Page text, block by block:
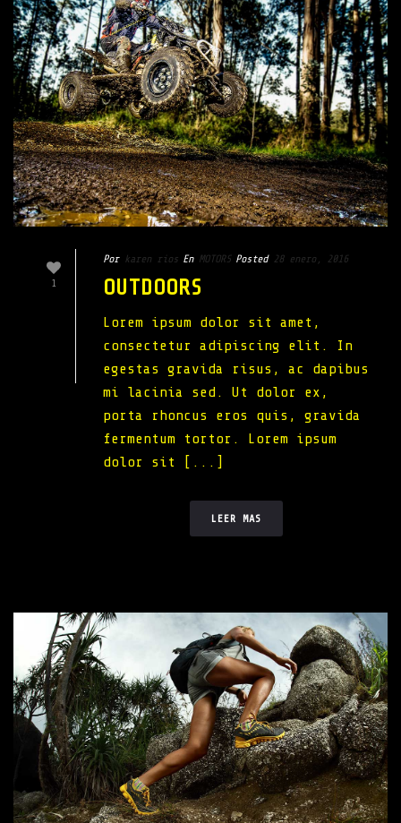
1
Por karen rios En MOTORS Posted 28 enero, 2016
OUTDOORS
Lorem ipsum dolor sit amet,
consectetur adipiscing elit. In
egestas gravida risus, ac dapibus
mi lacinia sed. Ut dolor ex,
porta rhoncus eros quis, gravida
fermentum tortor. Lorem ipsum
dolor sit [...]
LEER MAS